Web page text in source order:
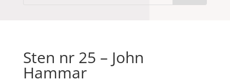
Sten nr 25 – John
Hammar